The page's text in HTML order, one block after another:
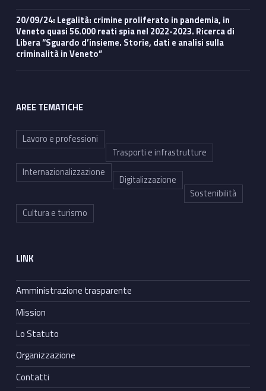
20/09/24: Legalità: crimine proliferato in pandemia, in
Veneto quasi 56.000 reati spia nel 2022-2023. Ricerca di
Libera “Sguardo d’insieme. Storie, dati e analisi sulla
criminalità in Veneto”
AREE TEMATICHE
Lavoro e professioni
Trasporti e infrastrutture
Internazionalizzazione
Digitalizzazione
Sostenibilità
Cultura e turismo
LINK
Amministrazione trasparente
Mission
Lo Statuto
Organizzazione
Contatti